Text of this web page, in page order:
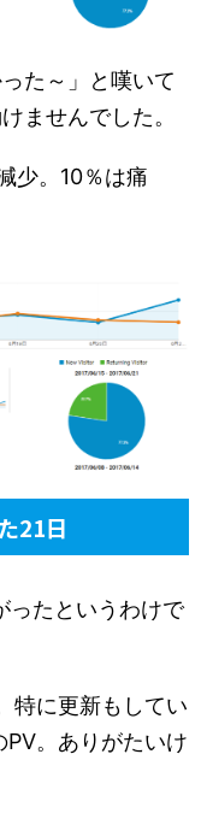
た～」と嘆いて
ませんでした。
少。10％は痛
21日
ったというわけで
特に更新もしてい
。ありがたいけ